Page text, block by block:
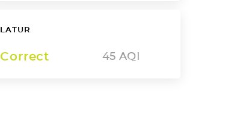
LATUR
Correct 45 AQI